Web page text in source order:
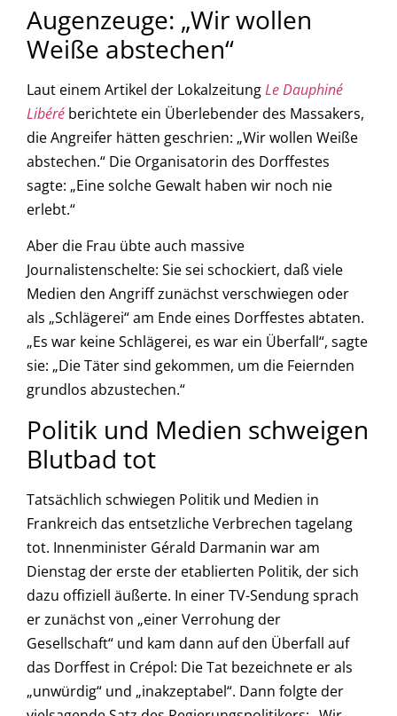
Augenzeuge: „Wir wollen
Weiße abstechen“
Laut einem Artikel der LokalzeitungLe Dauphiné
Libéré berichtete ein Überlebender des Massakers,
die Angreifer hätten geschrien: „Wir wollen Weiße
abstechen.“ Die Organisatorin des Dorffestes
sagte: „Eine solche Gewalt haben wir noch nie
erlebt.“
Aber die Frau übte auch massive
Journalistenschelte: Sie sei schockiert, daß viele
Medien den Angriff zunächst verschwiegen oder
als „Schlägerei“ am Ende eines Dorffestes abtaten.
„Es war keine Schlägerei, es war ein Überfall“, sagte
sie: „Die Täter sind gekommen, um die Feiernden
grundlos abzustechen.“
Politik und Medien schweigen
Blutbad tot
Tatsächlich schwiegen Politik und Medien in
Frankreich das entsetzliche Verbrechen tagelang
tot. Innenminister Gérald Darmanin war am
Dienstag der erste der etablierten Politik, der sich
dazu offiziell äußerte. In einer TV-Sendung sprach
er zunächst von „einer Verrohung der
Gesellschaft“ und kam dann auf den Überfall auf
das Dorffest in Crépol: Die Tat bezeichnete er als
„unwürdig“ und „inakzeptabel“. Dann folgte der